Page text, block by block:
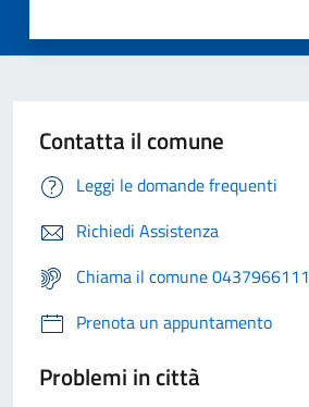
Contatta il comune
Leggi le domande frequenti
Richiedi Assistenza
Chiama il comune 0437966111
Prenota un appuntamento
Problemi in città